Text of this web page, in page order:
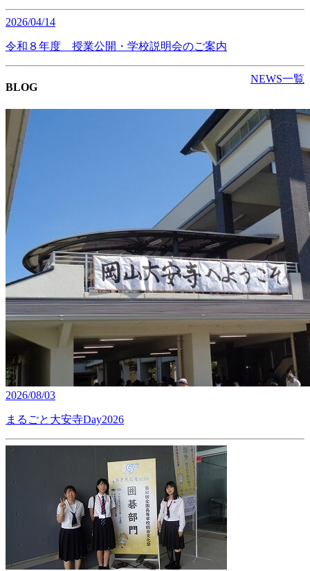
2026/04/14
令和８年度 授業公開・学校説明会のご案内
NEWS一覧
BLOG
2026/08/03
まるごと大安寺Day2026